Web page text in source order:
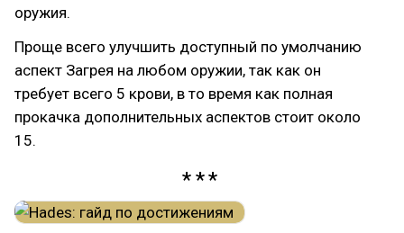
оружия.
Проще всего улучшить доступный по умолчанию
аспект Загрея на любом оружии, так как он
требует всего 5 крови, в то время как полная
прокачка дополнительных аспектов стоит около
15.